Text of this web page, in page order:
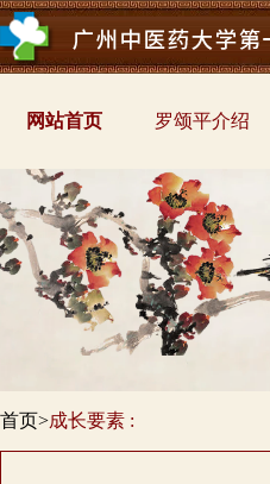
网站首页 罗颂平介绍
首页>成长要素 :